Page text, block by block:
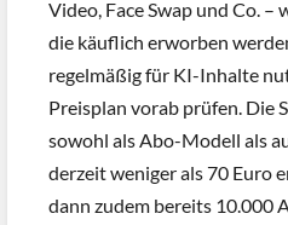
Video, Face Swap und Co.
die käuflich erworben
regelmäßig für KI-Inhalte
Preisplan vorab prüfen. Die
sowohl als Abo-Modell als
derzeit weniger als 70 Euro
dann zudem bereits 10.000